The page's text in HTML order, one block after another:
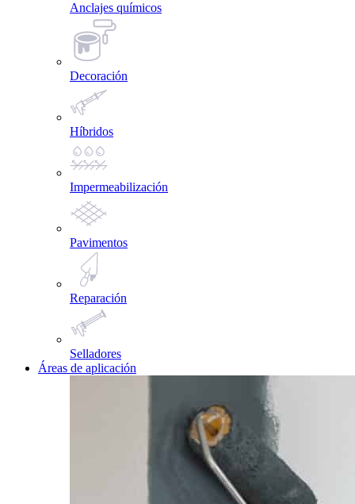
Anclajes químicos
Decoración
Híbridos
Impermeabilización
Pavimentos
Reparación
Selladores
Áreas de aplicación